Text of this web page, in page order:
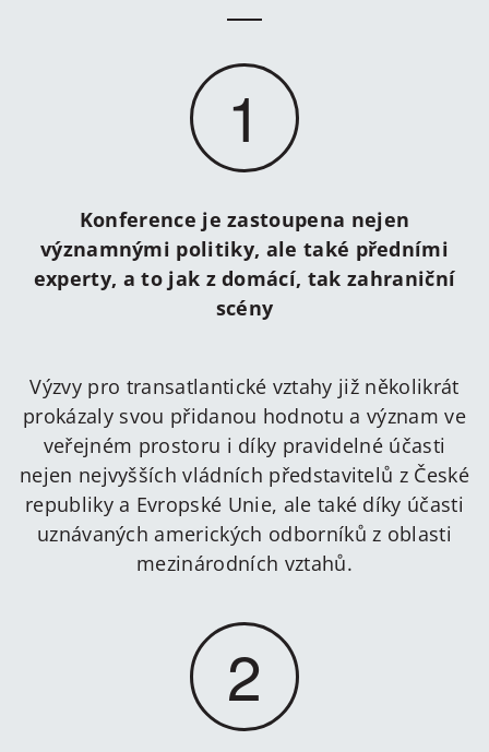
1
Konference je zastoupena nejen
významnými politiky, ale také předními
experty, a to jak z domácí, tak zahraniční
scény
Výzvy pro transatlantické vztahy již několikrát
prokázaly svou přidanou hodnotu a význam ve
veřejném prostoru i díky pravidelné účasti
nejen nejvyšších vládních představitelů z České
republiky a Evropské Unie, ale také díky účasti
uznávaných amerických odborníků z oblasti
mezinárodních vztahů.
2